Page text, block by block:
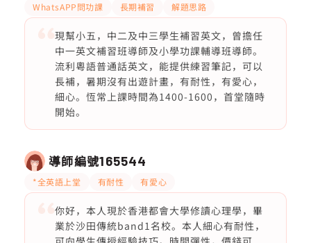
WhatsAPP問功課 長期補習 解題思路
現幫小五，中二及中三學生補習英文，曾擔任
中一英文補習班導師及小學功課輔導班導師。
流利粵語普通話英文，能提供練習筆記，可以
長補，暑期沒有出遊計畫，有耐性，有愛心，
細心。恆常上課時間為1400-1600，首堂隨時
開始。
導師編號165544
*全英語上堂 有耐性 有愛心
你好，本人現於香港都會大學修讀心理學，畢
業於沙田傳統band1名校。本人細心有耐性，